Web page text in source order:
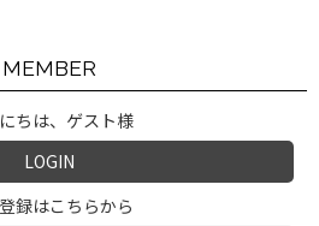
MEMBER
ちは、ゲスト様
LOGIN
録はこちらから